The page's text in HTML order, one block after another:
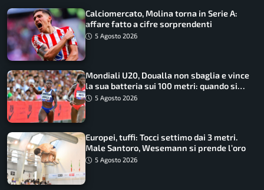
Calciomercato, Molina torna in Serie A:
affare fatto a cifre sorprendenti
5 Agosto 2026
Mondiali U20, Doualla non sbaglia e vince
la sua batteria sui 100 metri: quando si
disputano le finali
5 Agosto 2026
Europei, tuffi: Tocci settimo dai 3 metri.
Male Santoro, Wesemann si prende l’oro
5 Agosto 2026